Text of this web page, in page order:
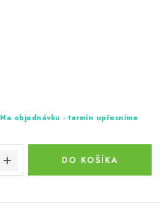
Na objednávku - termín upřesníme
DO KOŠÍKA